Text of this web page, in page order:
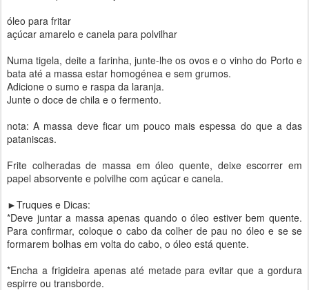
óleo para fritar
açúcar amarelo e canela para polvilhar
Numa tigela, deite a farinha, junte-lhe os ovos e o vinho do Porto e
bata até a massa estar homogénea e sem grumos.
Adicione o sumo e raspa da laranja.
Junte o doce de chila e o fermento.
nota: A massa deve ficar um pouco mais espessa do que a das
pataniscas.
Frite colheradas de massa em óleo quente, deixe escorrer em
papel absorvente e polvilhe com açúcar e canela.
►Truques e Dicas:
*Deve juntar a massa apenas quando o óleo estiver bem quente.
Para confirmar, coloque o cabo da colher de pau no óleo e se se
formarem bolhas em volta do cabo, o óleo está quente.
*Encha a frigideira apenas até metade para evitar que a gordura
espirre ou transborde.